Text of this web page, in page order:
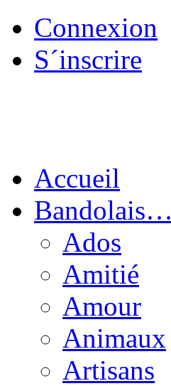
Connexion
S´inscrire
Accueil
Bandolais…
Ados
Amitié
Amour
Animaux
Artisans